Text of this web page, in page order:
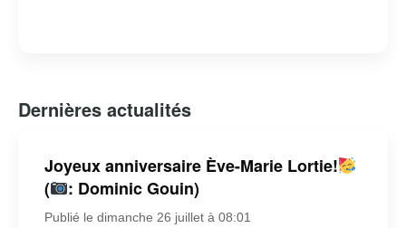
Dernières actualités
Joyeux anniversaire Ève-Marie Lortie!
(
: Dominic Gouin)
Publié le dimanche 26 juillet à 08:01